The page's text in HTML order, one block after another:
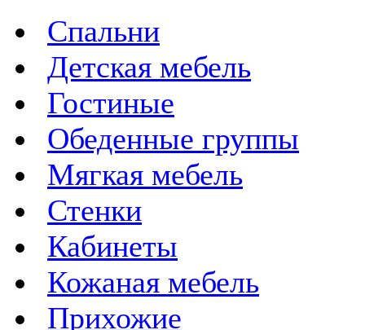
Спальни
Детская мебель
Гостиные
Обеденные группы
Мягкая мебель
Стенки
Кабинеты
Кожаная мебель
Прихожие